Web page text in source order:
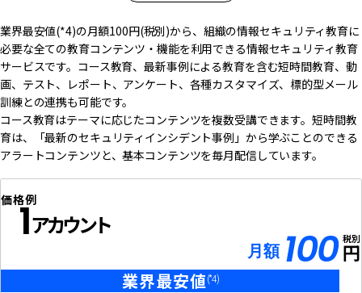
業界最安値(*4)の月額100円(税別)から、組織の情報セキュリティ教育に
必要な全ての教育コンテンツ・機能を利用できる情報セキュリティ教育
サービスです。コース教育、最新事例による教育を含む短時間教育、動
画、テスト、レポート、アンケート、各種カスタマイズ、標的型メール
訓練との連携も可能です。
コース教育はテーマに応じたコンテンツを複数受講できます。短時間教
育は、「最新のセキュリティインシデント事例」から学ぶことのできる
アラートコンテンツと、基本コンテンツを毎月配信しています。
価格例
1アカウント
月額 100 税別
円
業界最安値(*4)